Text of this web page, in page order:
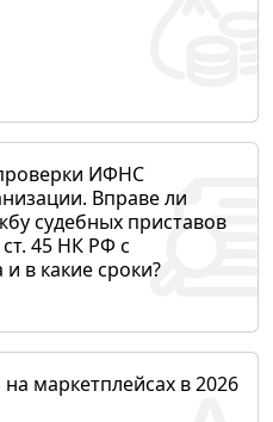
ИФНС
Вправе ли
судебных приставов
45 НК РФ с
в какие сроки?
маркетплейсах в 2026